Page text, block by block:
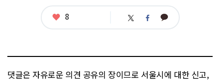
좋
8 트 페 카
댓글은 자유로운 의견 공유의 장이므로 서울시에 대한 신고,